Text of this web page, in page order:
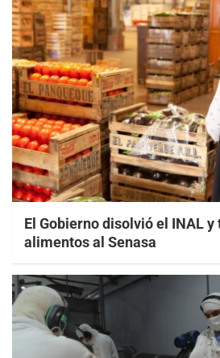
El Gobierno disolvió el INAL
alimentos al Senasa